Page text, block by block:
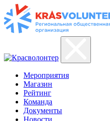
Мероприятия
Магазин
Рейтинг
Команда
Документы
Новости